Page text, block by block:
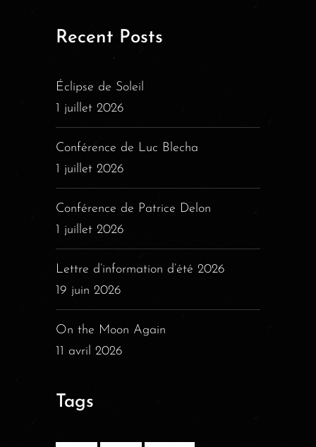
Recent Posts
Éclipse de Soleil
1 juillet 2026
Conférence de Luc Blecha
1 juillet 2026
Conférence de Patrice Delon
1 juillet 2026
Lettre d’information d’été 2026
19 juin 2026
On the Moon Again
11 avril 2026
Tags